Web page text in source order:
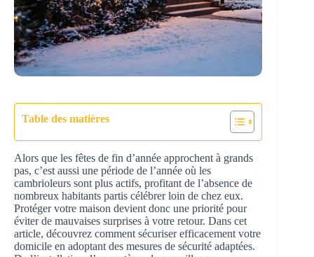
Table des matières
Alors que les fêtes de fin d’année approchent à grands
pas, c’est aussi une période de l’année où les
cambrioleurs sont plus actifs, profitant de l’absence de
nombreux habitants partis célébrer loin de chez eux.
Protéger votre maison devient donc une priorité pour
éviter de mauvaises surprises à votre retour. Dans cet
article, découvrez comment sécuriser efficacement votre
domicile en adoptant des mesures de sécurité adaptées.